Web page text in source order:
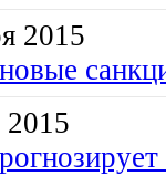
2015
2015